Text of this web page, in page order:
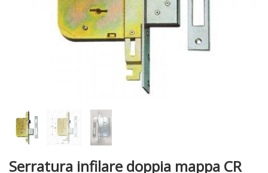
Serratura infilare doppia mappa CR